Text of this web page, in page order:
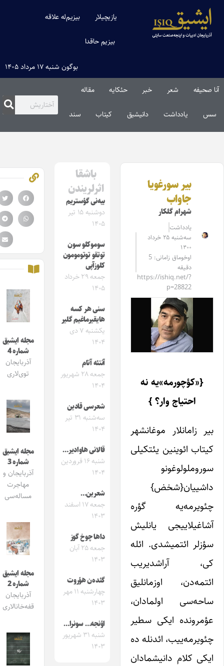
یازیچیلار بیزیم‌له علاقه
بیزیم حاقدا
بوگون شنبه ۱۷ مرداد ۱۴۰۵
صحیفه شعر خبر حئکایه مقاله‌
سس یادداشت دانیشیق کیتاب سند
بیر سورغویا
جاواب
شهرام گلکار
یادداشت
سه‌شنبه ۲۵ خرداد
۱۴۰۰
اوخوماق زامانی: 5
دقیقه
https://ishiq.net/?
p=28822
{«کؤچورمه»یه نه
احتیاج وار؟ }
بیر زامانلار موغانشهر
کیتاب‌ ائوینین یئتکیلی
سوروملولوغونو
داشییان{شخض}
چئویرمه‌یه گؤره
آشاغیلاییجی یانلیش
سؤزلر ائتمیشدی. ائله
کی، آراشدیریب
ائتمه‌دن، اوزمانلیق
ساحه‌سی اولمادان،
عؤمرونده ایکی سطیر
چئویرمه‌ییب، ائدنله ده
ایکی کلام دانیشمادان
باشقا
اثرلریندن
بیه‌نی گؤستریم
دوشنبه ۱۵ تیر
۱۴۰۵
سوموکلو سون
توتقو توتومومون
کلوزآپی
جمعه ۲۹ خرداد
۱۴۰۵
سنی هر کسه
هایقیرماغیم گلیر
یکشنبه ۷ دی
۱۴۰۴
آنتئه آتام
جمعه ۲۸ شهریور
۱۴۰۴
شعرسی قادین
سه‌شنبه ۳۱ تیر
۱۴۰۴
قالانی هاوادیر…
شنبه ۱۶ فروردین
۱۴۰۴
شعرین…
جمعه ۱۷ اسفند
۱۴۰۳
داها چوخ گوز
جمعه ۲۵ آبان
۱۴۰۳
گئده‌ن هؤروت
چهارشنبه ۱۱ مهر
۱۴۰۳
اؤنجه… سونرا…
شنبه ۳۱ شهریور
۱۴۰۳
مجله ایشیق
شماره 4
آذربایجان
توی‌لاری
مجله ایشیق
شماره 3
آذربایجان و
مهاجرت
مساله‌سی
مجله ایشیق
شماره 2
آذربایجان
قفه‌خانالاری